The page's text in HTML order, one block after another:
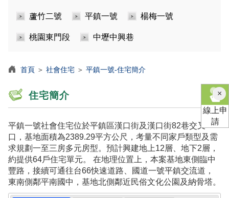
蘆竹二號 平鎮一號 楊梅一號
桃園東門段 中壢中興巷
首頁 ＞ 社會住宅 ＞ 平鎮一號-住宅簡介
住宅簡介
平鎮一號社會住宅位於平鎮區漢口街及漢口街82巷交叉
口，基地面積為2389.29平方公尺，考量不同家戶類型及需
求規劃一至三房多元房型。預計興建地上12層、地下2層，
約提供64戶住宅單元。 在地理位置上，本案基地東側臨中
豐路，接續可通往台66快速道路、國道一號平鎮交流道，
東南側鄰平南國中，基地北側鄰近民俗文化公園及納骨塔。
×關
閉
線上申
請